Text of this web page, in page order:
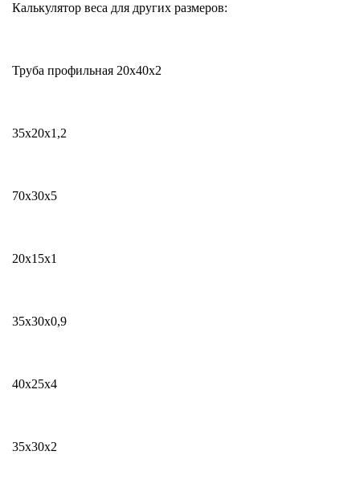
Калькулятор веса для других размеров:
Труба профильная 20х40х2
35x20х1,2
70x30х5
20x15х1
35x30х0,9
40x25х4
35x30х2